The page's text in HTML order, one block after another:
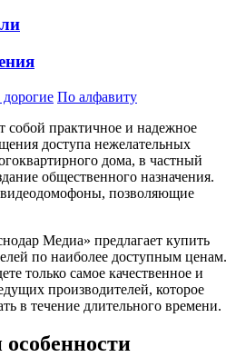
По алфавиту
практичное и надежное
доступа нежелательных
дома, в частный
общественного назначения.
позволяющие
Медиа» предлагает купить
по наиболее доступным ценам.
только самое качественное и
производителей, которое
в течение длительного времени.